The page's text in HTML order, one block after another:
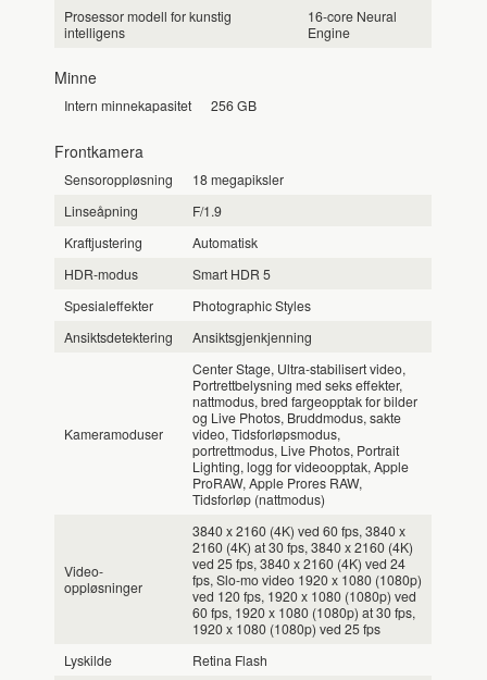
Prosessor modell for kunstig
intelligens
16-core Neural
Engine
Minne
Intern minnekapasitet 256 GB
Frontkamera
Sensoroppløsning
18 megapiksler
Linseåpning
F/1.9
Kraftjustering
Automatisk
HDR-modus
Smart HDR 5
Spesialeffekter
Photographic Styles
Ansiktsdetektering
Ansiktsgjenkjenning
Kameramoduser
Center Stage, Ultra-stabilisert video,
Portrettbelysning med seks effekter,
nattmodus, bred fargeopptak for bilder
og Live Photos, Bruddmodus, sakte
video, Tidsforløpsmodus,
portrettmodus, Live Photos, Portrait
Lighting, logg for videoopptak, Apple
ProRAW, Apple Prores RAW,
Tidsforløp (nattmodus)
Video-
oppløsninger
3840 x 2160 (4K) ved 60 fps, 3840 x
2160 (4K) at 30 fps, 3840 x 2160 (4K)
ved 25 fps, 3840 x 2160 (4K) ved 24
fps, Slo-mo video 1920 x 1080 (1080p)
ved 120 fps, 1920 x 1080 (1080p) ved
60 fps, 1920 x 1080 (1080p) at 30 fps,
1920 x 1080 (1080p) ved 25 fps
Lyskilde
Retina Flash